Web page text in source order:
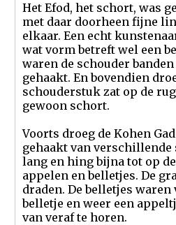
Het Efod, het schort, was
met daar doorheen fijne
elkaar. Een echt
wat vorm betreft wel een
waren de schouder
gehaakt. En bovendien
schouderstuk zat op de
gewoon schort.
Voorts droeg de Kohen
gehaakt van verschillende
lang en hing bijna tot op
appelen en belletjes. De
draden. De belletjes
belletje en weer een
van veraf te horen.